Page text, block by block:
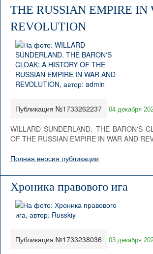
THE RUSSIAN EMPIRE IN
REVOLUTION
Публикация №1733262237 04 декабря
WILLARD SUNDERLAND. THE BARON'S
OF THE RUSSIAN EMPIRE IN WAR AND
Полная версия публикации
Хроника правового ига
Публикация №1733238036 03 декабря